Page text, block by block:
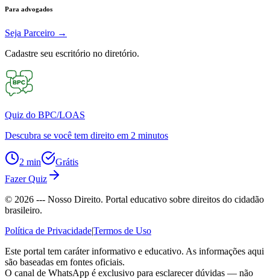
Para advogados
Seja Parceiro →
Cadastre seu escritório no diretório.
Quiz do BPC/LOAS
Descubra se você tem direito em 2 minutos
2 min
Grátis
Fazer Quiz
© 2026 --- Nosso Direito. Portal educativo sobre direitos do cidadão
brasileiro.
Política de Privacidade|Termos de Uso
Este portal tem caráter informativo e educativo. As informações aqui
são baseadas em fontes oficiais.
O canal de WhatsApp é exclusivo para esclarecer dúvidas — não